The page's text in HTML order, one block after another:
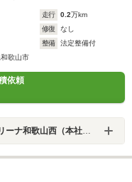
走行 0.2万km
修復
なし
整備
法定整備付
歌山市
依頼
山西（本社ショールーム）